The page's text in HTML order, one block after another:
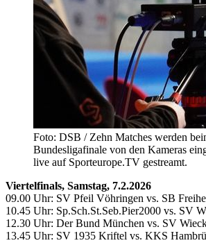
Foto: DSB / Zehn Matches werden
Bundesligafinale von den Kameras
live auf Sporteurope.TV gestreamt.
Viertelfinals, Samstag, 7.2.2026
09.00 Uhr: SV Pfeil Vöhringen vs. SB
10.45 Uhr: Sp.Sch.St.Seb.Pier2000 vs. SV
12.30 Uhr: Der Bund München vs. SV
13.45 Uhr: SV 1935 Kriftel vs. KKS